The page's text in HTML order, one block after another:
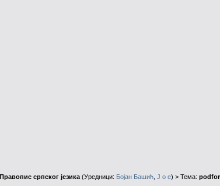
Правопис српског језика (Уредници: Бојан Башић J o e) > Тема: